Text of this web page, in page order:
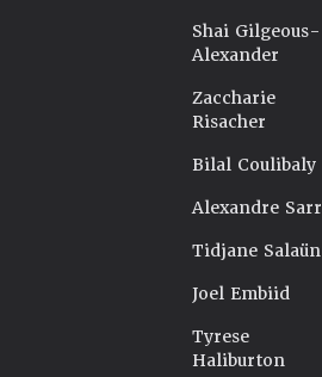
Shai Gilgeous-
Alexander
Zaccharie
Risacher
Bilal Coulibaly
Alexandre Sarr
Tidjane Salaün
Joel Embiid
Tyrese
Haliburton